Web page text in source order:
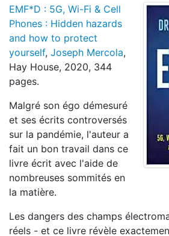
EMF*D : 5G, Wi-Fi & Cell
Phones : Hidden hazards
and how to protect
yourself, Joseph Mercola,
Hay House, 2020, 344
pages.
Malgré son égo démesuré
et ses écrits controversés
sur la pandémie, l'auteur a
fait un bon travail dans ce
livre écrit avec l'aide de
nombreuses sommités en
la matière.
Les dangers des champs
réels - et ce livre révèle